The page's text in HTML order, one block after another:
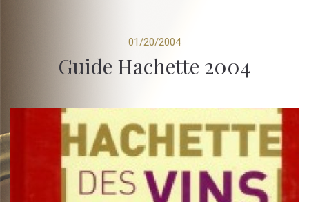
01/20/2004
Guide Hachette 2004